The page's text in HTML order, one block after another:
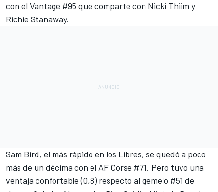
con el Vantage #95 que comparte con Nicki Thiim y
Richie Stanaway.
Sam Bird, el más rápido en los Libres, se quedó a poco
más de un décima con el AF Corse #71. Pero tuvo una
ventaja confortable (0,8) respecto al gemelo #51 de